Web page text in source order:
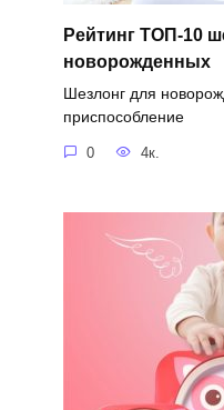
Рейтинг ТОП-10
новорожденных
Шезлонг для
приспособление
0 4к.